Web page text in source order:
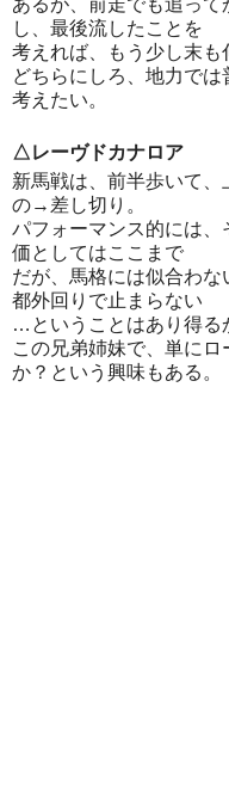
あるが、前走でも追っ
し、最後流したことを
考えれば、もう少し末も
どちらにしろ、地力で
考えたい。
△レーヴドカナロア
新馬戦は、前半歩いて
の→差し切り。
パフォーマンス的には
価としてはここまで
だが、馬格には似合わ
都外回りで止まらない
…ということはあり得る
この兄弟姉妹で、単に
か？という興味もある。